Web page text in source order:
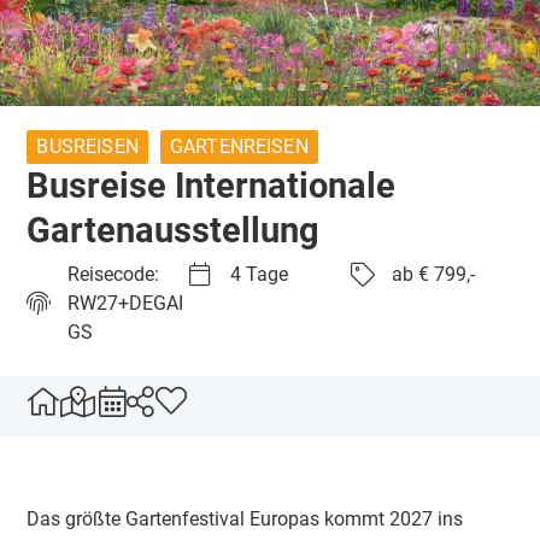
BUSREISEN GARTENREISEN
Busreise Internationale
Gartenausstellung
Reisecode:
RW27+DEGAI
GS
4 Tage ab € 799,-
Das größte Gartenfestival Europas kommt 2027 ins